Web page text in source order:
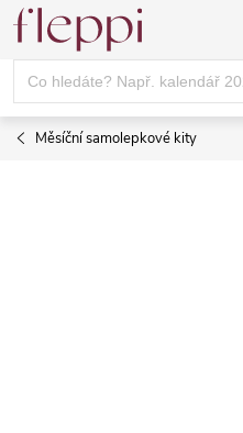
Přejít
obsah
Měsíční samolepkové kity